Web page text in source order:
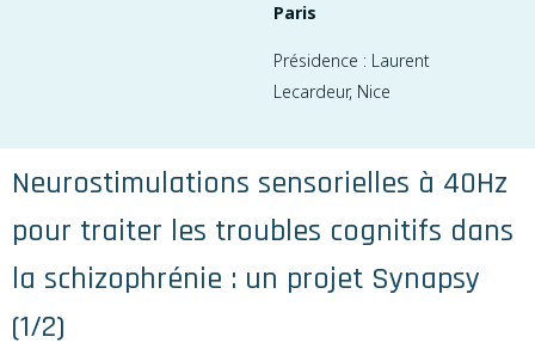
Paris
Présidence : Laurent
Lecardeur, Nice
Neurostimulations sensorielles à 40Hz
pour traiter les troubles cognitifs dans
la schizophrénie : un projet Synapsy
(1/2)